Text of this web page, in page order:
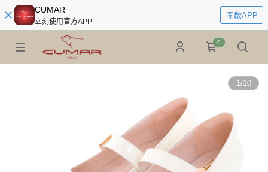
CUMAR
立刻使用官方APP
開啟APP
0
1/10